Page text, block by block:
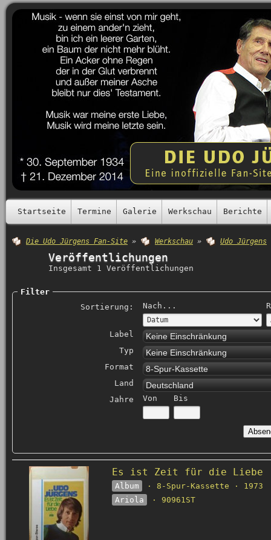
Startseite Termine Galerie Werkschau Berichte
Die Udo Jürgens Fan-Site » Werkschau » Udo Jürgens
Veröffentlichungen
Insgesamt 1 Veröffentlichungen
Filter
Sortierung:
Nach...
Label Keine Einschränkung
Typ Keine Einschränkung
Format 8-Spur-Kassette
Land Deutschland
Jahre Von Bis
Es ist Zeit für die Liebe
Album
· 8-Spur-Kassette · 1973
Ariola
· 90961ST